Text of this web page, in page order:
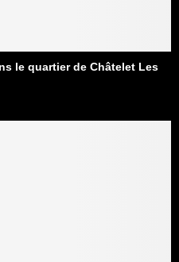
le quartier de Châtelet Les